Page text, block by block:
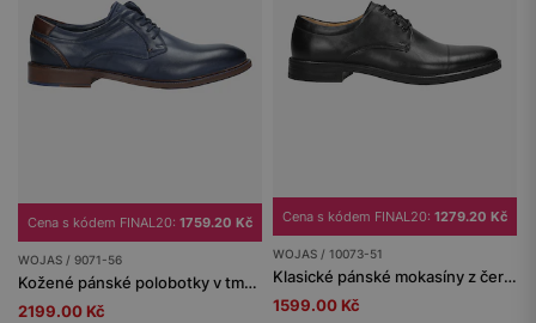
Cena s kódem FINAL20: 1759.20 Kč
WOJAS / 9071-56
Kožené pánské polobotky v tmavě modré barvě
2199.00 Kč
Cena s kódem FINAL20: 1279.20 Kč
WOJAS / 10073-51
Klasické pánské mokasíny z černé lícové kůže
1599.00 Kč